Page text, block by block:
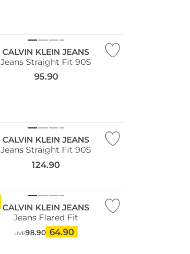
CALVIN KLEIN JEANS
Jeans Straight Fit 90S
95.90
CALVIN KLEIN JEANS
Jeans Straight Fit 90S
124.90
CALVIN KLEIN JEANS
Jeans Flared Fit
UVP98.90 64.90